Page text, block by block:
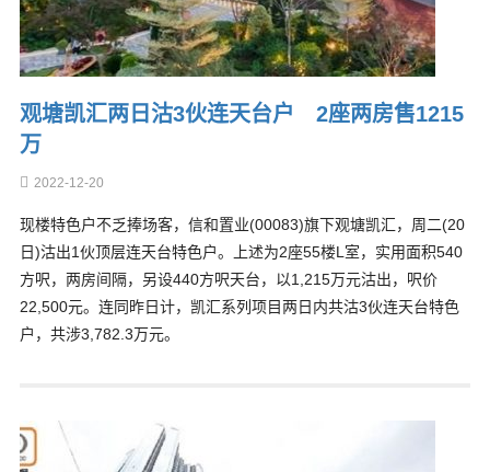
观塘凯汇两日沽3伙连天台户 2座两房售1215
万
2022-12-20
现楼特色户不乏捧场客，信和置业(00083)旗下观塘凯汇，周二(20
日)沽出1伙顶层连天台特色户。上述为2座55楼L室，实用面积540
方呎，两房间隔，另设440方呎天台，以1,215万元沽出，呎价
22,500元。连同昨日计，凯汇系列项目两日内共沽3伙连天台特色
户，共涉3,782.3万元。